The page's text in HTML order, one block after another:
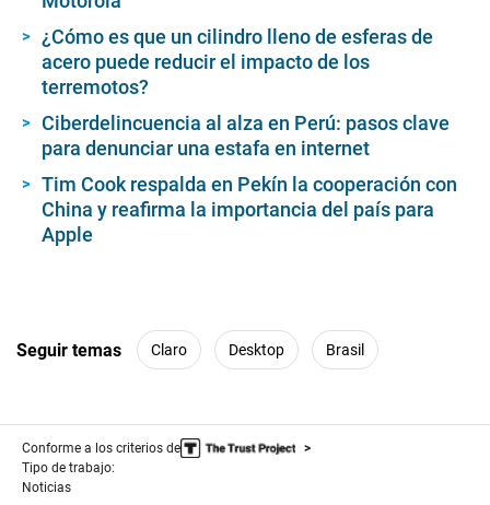
¿Cómo es que un cilindro lleno de esferas de
acero puede reducir el impacto de los
terremotos?
Ciberdelincuencia al alza en Perú: pasos clave
para denunciar una estafa en internet
Tim Cook respalda en Pekín la cooperación con
China y reafirma la importancia del país para
Apple
Seguir temas Claro Desktop Brasil
Conforme a los criterios de
Tipo de trabajo:
Noticias